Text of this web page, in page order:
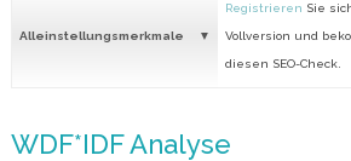
Alleinstellungsmerkmale
Registrieren Sie
Vollversion und
diesen SEO-Check.
WDF*IDF Analyse